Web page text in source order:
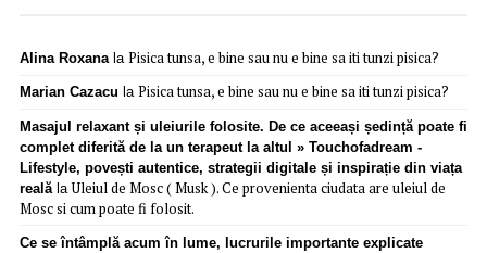
Alina Roxanala Pisica tunsa, e bine sau nu e bine sa iti tunzi pisica?
Marian Cazacu la Pisica tunsa, e bine sau nu e bine sa iti tunzi pisica?
Masajul relaxant și uleiurile folosite. De ce aceeași ședință poate fi
complet diferită de la un terapeut la altul » Touchofadream -
Lifestyle, povești autentice, strategii digitale și inspirație din viața
realălaUleiul de Mosc ( Musk ). Ce provenienta ciudata are uleiul de
Mosc si cum poate fi folosit.
Ce se întâmplă acum în lume, lucrurile importante explicate